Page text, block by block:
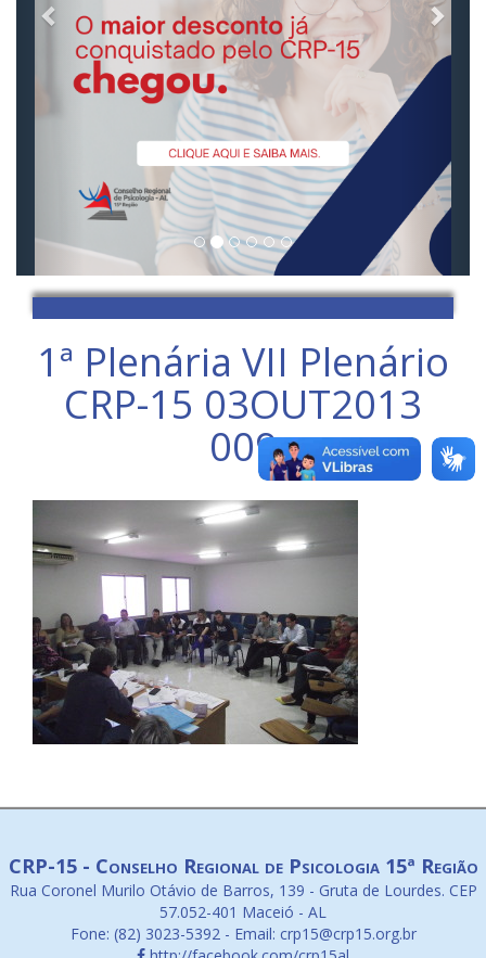
1ª Plenária VII Plenário
CRP-15 03OUT2013
009
CRP-15 - Conselho Regional de Psicologia 15ª Região
Rua Coronel Murilo Otávio de Barros, 139 - Gruta de Lourdes. CEP
57.052-401 Maceió - AL
Fone: (82) 3023-5392 - Email: crp15@crp15.org.br